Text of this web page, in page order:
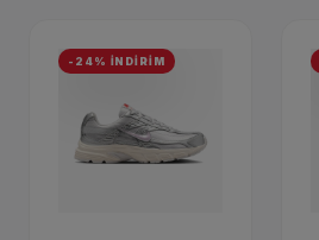
-24% İNDİRİM